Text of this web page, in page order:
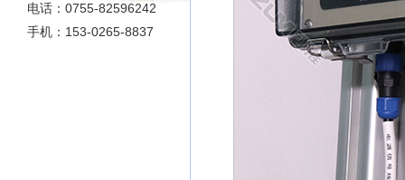
电话：0755-82596242
手机：153-0265-8837